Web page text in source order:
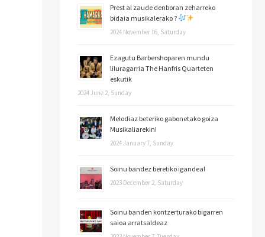
Prest al zaude denboran zeharreko
bidaia musikalerako ?
2024 November 16, Saturday
Ezagutu Barbershoparen mundu
liluragarria The Hanfris Quarteten
eskutik
2024 June 2, Sunday
Melodiaz beteriko gabonetako goiza
Musikaliarekin!
2024 January 7, Sunday
Soinu bandez beretiko igandea!
2023 December 2, Saturday
Soinu banden kontzerturako bigarren
saioa arratsaldeaz